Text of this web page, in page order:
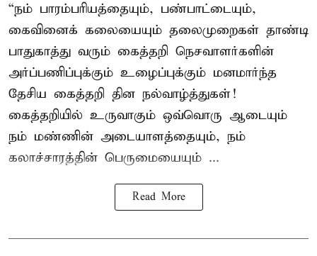
“நம் பாரம்பரியத்தையும், பண்பாட்டையும்,
கைவினைக் கலையையும் தலைமுறைகள் தாண்டி
பாதுகாத்து வரும் கைத்தறி நெசவாளர்களின்
அர்ப்பணிப்புக்கும் உழைப்புக்கும் மனமார்ந்த
தேசிய கைத்தறி தின நல்வாழ்த்துகள்!
கைத்தறியில் உருவாகும் ஒவ்வொரு ஆடையும்
நம் மண்ணின் அடையாளத்தையும், நம்
கலாச்சாரத்தின் பெருமையையும் ...
Read More